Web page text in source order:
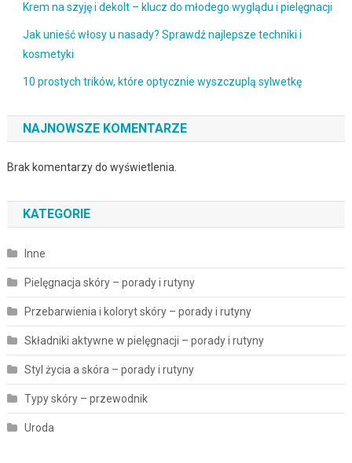
Krem na szyję i dekolt – klucz do młodego wyglądu i pielęgnacji
Jak unieść włosy u nasady? Sprawdź najlepsze techniki i
kosmetyki
10 prostych trików, które optycznie wyszczuplą sylwetkę
NAJNOWSZE KOMENTARZE
Brak komentarzy do wyświetlenia.
KATEGORIE
Inne
Pielęgnacja skóry – porady i rutyny
Przebarwienia i koloryt skóry – porady i rutyny
Składniki aktywne w pielęgnacji – porady i rutyny
Styl życia a skóra – porady i rutyny
Typy skóry – przewodnik
Uroda